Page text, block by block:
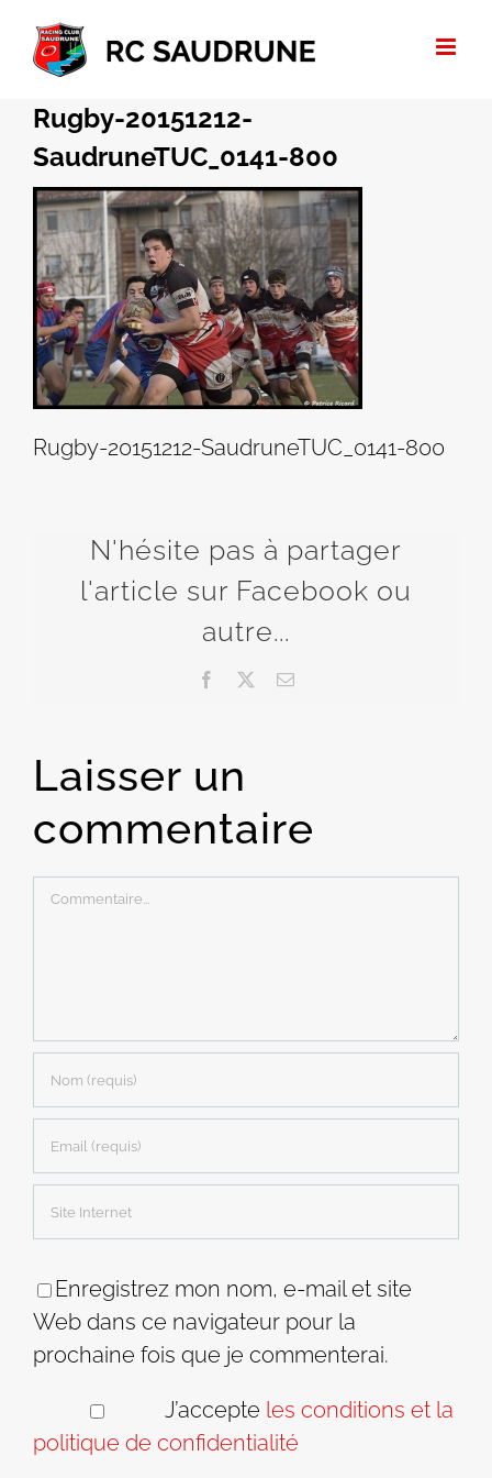
Passer
contenu
Rugby-20151212-
SaudruneTUC_0141-800
Rugby-20151212-SaudruneTUC_0141-800
N'hésite pas à partager
l'article sur Facebook ou
autre...
Facebook Email
Laisser un
commentaire
Commentaire
Enregistrez mon nom, e-mail et site
Web dans ce navigateur pour la
prochaine fois que je commenterai.
J’accepte les conditions et la
politique de confidentialité